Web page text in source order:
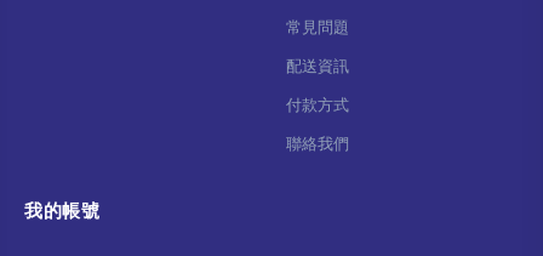
常見問題
配送資訊
付款方式
聯絡我們
我的帳號